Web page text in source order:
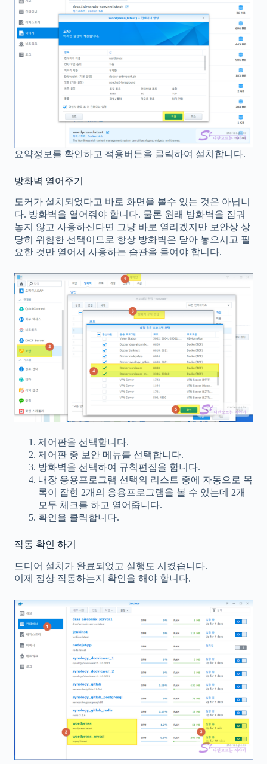
요약정보를 확인하고 적용버튼을 클릭하여 설치합니다.
방화벽 열어주기
도커가 설치되었다고 바로 화면을 볼수 있는 것은 아닙니
다. 방화벽을 열어줘야 합니다. 물론 원래 방화벽을 잠궈
놓지 않고 사용하신다면 그냥 바로 열리겠지만 보안상 상
당히 위험한 선택이므로 항상 방화벽은 닫아 놓으시고 필
요한 것만 열어서 사용하는 습관을 들여야 합니다.
제어판을 선택합니다.
제어판 중 보안 메뉴를 선택합니다.
방화벽을 선택하여 규칙편집을 합니다.
내장 응용프로그램 선택의 리스트 중에 자동으로 목
록이 잡힌 2개의 응용프로그램을 볼 수 있는데 2개
모두 체크를 하고 열어줍니다.
확인을 클릭합니다.
작동 확인 하기
드디어 설치가 완료되었고 실행도 시켰습니다.
이제 정상 작동하는지 확인을 해야 합니다.